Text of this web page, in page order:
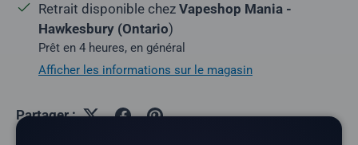
Retrait disponible chez Vapeshop Mania -
Hawkesbury (Ontario)
Prêt en 4 heures, en général
Afficher les informations sur le magasin
Partager :